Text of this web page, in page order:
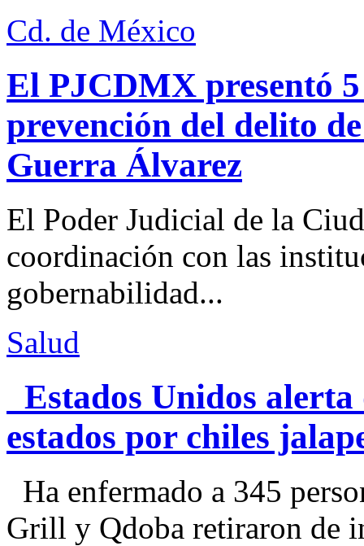
Cd. de México
El PJCDMX presentó
prevención del delito
Guerra Álvarez
El Poder Judicial de la
coordinación con las
gobernabilidad...
Salud
Estados Unidos alerta
estados por chiles
Ha enfermado a 345
Grill y Qdoba retiraron de